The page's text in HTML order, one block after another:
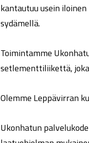
kantautuu usein
sydämellä.
Toimintamme
setlementtiliikettä,
Olemme Leppävirran
Ukonhatun